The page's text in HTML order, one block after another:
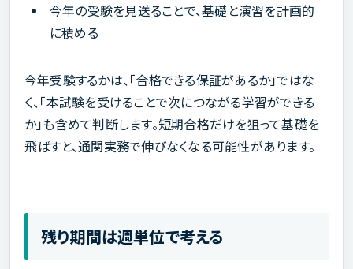
今年の受験を見送ることで、基礎と演習を計画的
に積める
今年受験するかは、「合格できる保証があるか」ではな
く、「本試験を受けることで次につながる学習ができる
か」も含めて判断します。短期合格だけを狙って基礎を
飛ばすと、通関実務で伸びなくなる可能性があります。
残り期間は週単位で考える